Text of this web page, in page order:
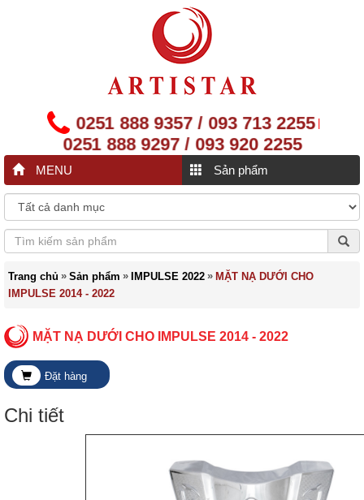
0251 888 9357 / 093 713 2255|
0251 888 9297 / 093 920 2255
MENU Sản phẩm
Trang chủ » Sản phẩm » IMPULSE 2022 » MẶT NẠ DƯỚI CHO
IMPULSE 2014 - 2022
MẶT NẠ DƯỚI CHO IMPULSE 2014 - 2022
Đặt hàng
Chi tiết